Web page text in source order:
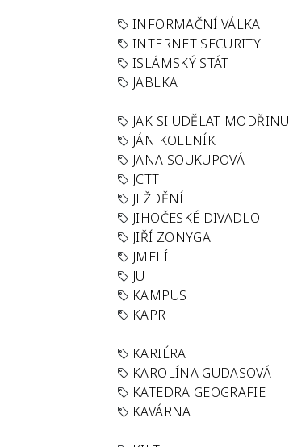
INFORMAČNÍ VÁLKA
INTERNET SECURITY
ISLÁMSKÝ STÁT
JABLKA
JAK SI UDĚLAT MODŘINU
JÁN KOLENÍK
JANA SOUKUPOVÁ
JCTT
JEŽDĚNÍ
JIHOČESKÉ DIVADLO
JIŘÍ ZONYGA
JMELÍ
JU
KAMPUS
KAPR
KARIÉRA
KAROLÍNA GUDASOVÁ
KATEDRA GEOGRAFIE
KAVÁRNA